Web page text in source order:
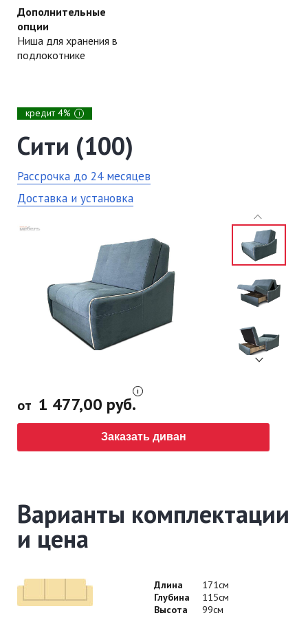
Дополнительные
опции
Ниша для хранения в
подлокотнике
кредит 4% i
Сити (100)
Рассрочка до 24 месяцев
Доставка и установка
от 1 477,00 руб.
Заказать диван
Варианты комплектации
и цена
Длина
171см
Глубина
115см
Высота
99см